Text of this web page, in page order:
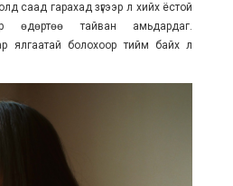
саад гарахад зүгээр л хийх ёстой
өдөртөө тайван амьдардаг.
ялгаатай болохоор тийм байх л